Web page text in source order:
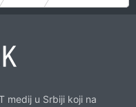
medij u Srbiji koji na